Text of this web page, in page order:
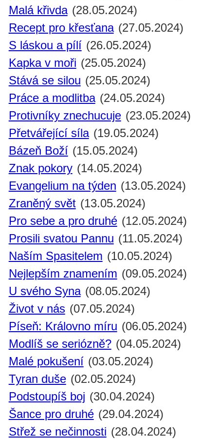
Malá křivda (28.05.2024)
Recept pro křesťana (27.05.2024)
S láskou a pílí (26.05.2024)
Kapka v moři (25.05.2024)
Stává se silou (25.05.2024)
Práce a modlitba (24.05.2024)
Protivníky znechucuje (23.05.2024)
Přetvářející síla (19.05.2024)
Bázeň Boží (15.05.2024)
Znak pokory (14.05.2024)
Evangelium na týden (13.05.2024)
Zraněný svět (13.05.2024)
Pro sebe a pro druhé (12.05.2024)
Prosili svatou Pannu (11.05.2024)
Naším Spasitelem (10.05.2024)
Nejlepším znamením (09.05.2024)
U svého Syna (08.05.2024)
Život v nás (07.05.2024)
Píseň: Královno míru (06.05.2024)
Modlíš se seriózně? (04.05.2024)
Malé pokušení (03.05.2024)
Tyran duše (02.05.2024)
Podstoupíš boj (30.04.2024)
Šance pro druhé (29.04.2024)
Střež se nečinnosti (28.04.2024)